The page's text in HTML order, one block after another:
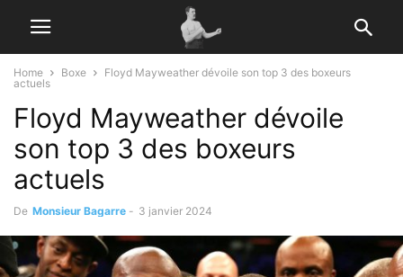
Home Boxe
Floyd Mayweather dévoile son top 3 des boxeurs
actuels
Floyd Mayweather dévoile
son top 3 des boxeurs
actuels
De Monsieur Bagarre - 3 janvier 2024